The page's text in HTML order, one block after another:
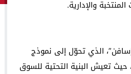
والإدارية.
الذي تحوّل إلى نموذج
تعيش البنية التحتية للسوق